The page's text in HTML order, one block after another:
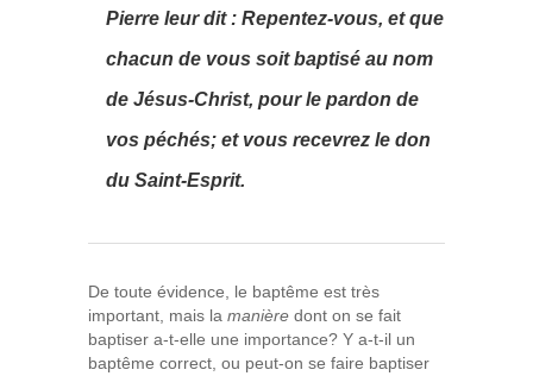
Pierre leur dit : Repentez-vous, et que
chacun de vous soit baptisé au nom
de Jésus-Christ, pour le pardon de
vos péchés; et vous recevrez le don
du Saint-Esprit.
De toute évidence, le baptême est très
important, mais la manière dont on se fait
baptiser a-t‑elle une importance? Y a-t‑il un
baptême correct, ou peut-on se faire baptiser